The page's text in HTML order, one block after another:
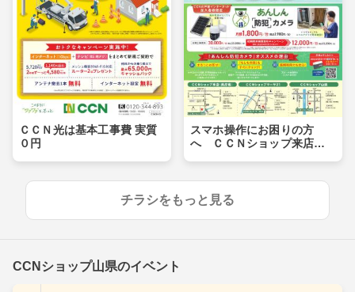
ＣＣＮ光は基本工事費 実質
０円
スマホ操作にお困りの方
へ ＣＣＮショップ来店で
チラシをもっと見る
CCNショップ山県のイベント